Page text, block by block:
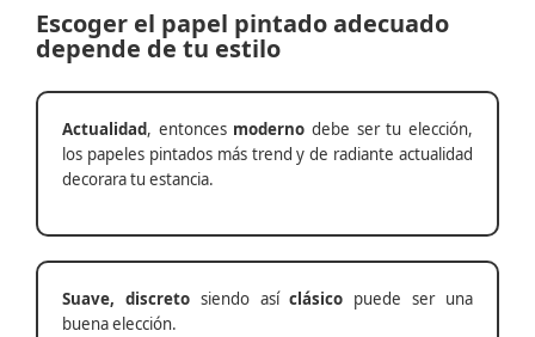
Escoger el papel pintado adecuado
depende de tu estilo
Actualidad, entonces moderno debe ser tu elección,
los papeles pintados más trend y de radiante actualidad
decorara tu estancia.
Suave, discretosiendo asíclásico puede ser una
buena elección.